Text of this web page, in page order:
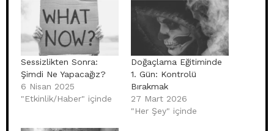
Sessizlikten Sonra:
Şimdi Ne Yapacağız?
6 Nisan 2025
"Etkinlik/Haber" içinde
Doğaçlama Eğitiminde
1. Gün: Kontrolü
Bırakmak
27 Mart 2026
"Her Şey" içinde